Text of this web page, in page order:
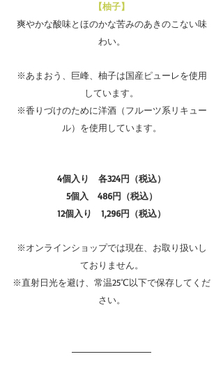
【柚子】
爽やかな酸味とほのかな苦みのあきのこない味
わい。
※あまおう、巨峰、柚子は国産ピューレを使用
しています。
※香りづけのために洋酒（フルーツ系リキュー
ル）を使用しています。
4個入り　各324円（税込）
5個入　486円（税込）
12個入り　1,296円（税込）
※オンラインショップでは現在、お取り扱いし
ておりません。
※直射日光を避け、常温25℃以下で保存してくだ
さい。